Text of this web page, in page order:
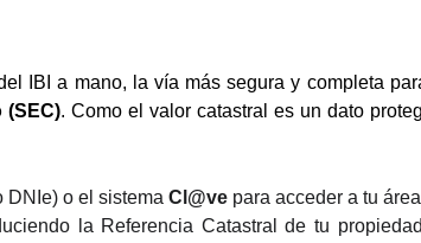
IBI a mano, la vía más segura y completa
(SEC). Como el valor catastral es un dato
DNIe) o el sistemaCl@ve para acceder a tu
la Referencia Catastral de tu